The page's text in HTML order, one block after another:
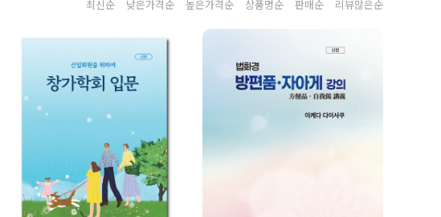
최신순 낮은가격순 높은가격순 상품명순 판매순 리뷰많은순